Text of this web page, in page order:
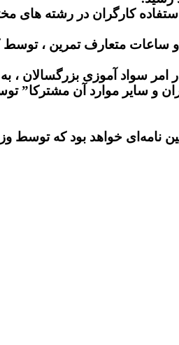
استفاده کارگران در رشته های
ساعات متعارف تمرین ، توسط
امر سواد آموزی بزرگسالان ،
و سایر موارد آن مشترکا”
نامه‌ای خواهد بود که توسط